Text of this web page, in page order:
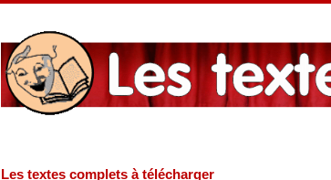
Les textes complets à télécharger